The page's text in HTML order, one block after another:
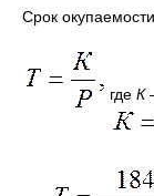
Срок окупаемости
где К